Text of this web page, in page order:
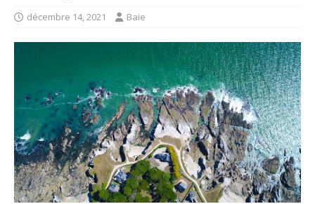
décembre 14, 2021 Baie